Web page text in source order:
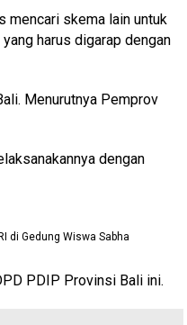
mencari skema lain untuk
harus digarap dengan
Menurutnya Pemprov
dengan
di Gedung Wiswa Sabha
PDIP Provinsi Bali ini.